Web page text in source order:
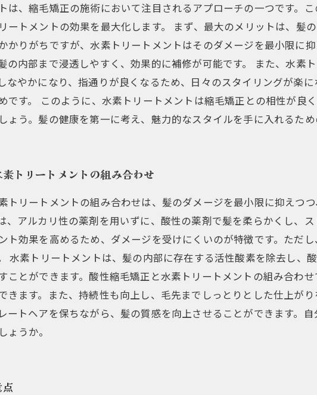
は、縮毛矯正の施術において注目されるアプローチの一つです。
ートメントの効果を最大化します。 まず、最大のメリットは、髪
かりがちですが、水素トリートメントはそのダメージを最小限に
の内部まで浸透しやすく、効果的に補修が可能です。 また、水素
なやかになり、指通りが良くなるため、日々のスタイリングが楽
です。 このように、水素トリートメントは縮毛矯正との相性が良
ょう。髪の健康を第一に考え、魅力的なスタイルを手に入れるた
トリートメントの組み合わせ
トリートメントの組み合わせは、髪のダメージを最小限に抑えつ
、アルカリ性の薬剤を用いずに、酸性の薬剤で髪を柔らかくし、
ト効果を高めるため、ダメージを受けにくいのが特徴です。ただ
水素トリートメントは、髪の内部に存在する活性酸素を除去し、
ことができます。酸性縮毛矯正と水素トリートメントの組み合わ
きます。また、持続性も向上し、毛先までしっとりとした仕上が
ートヘアを保ちながら、髪の質感を向上させることができます。
ょうか。